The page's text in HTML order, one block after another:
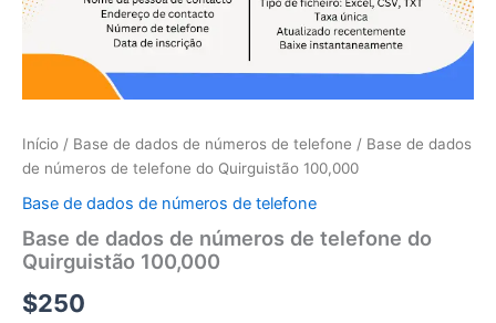
Início / Base de dados de números de telefone / Base de dados
de números de telefone do Quirguistão 100,000
Base de dados de números de telefone
Base de dados de números de telefone do
Quirguistão 100,000
$250
telefone
Quirguistão